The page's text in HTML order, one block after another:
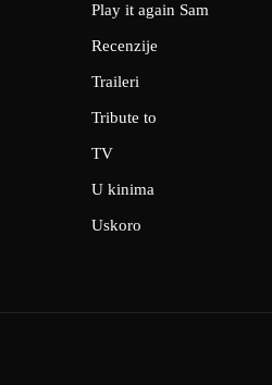
Play it again Sam
Recenzije
Traileri
Tribute to
TV
U kinima
Uskoro